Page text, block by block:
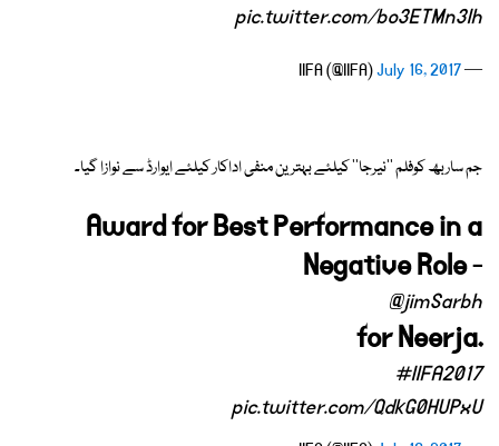
pic.twitter.com/bo3ETMn3Ih
— IIFA (@IIFA)
July 16, 2017
جم ساربھ کوفلم ''نیرجا'' کیلئے بہترین منفی اداکار کیلئے ایوارڈ سے نوازا گیا۔
Award for Best Performance in a
Negative Role -
@jimSarbh
for Neerja.
#IIFA2017
pic.twitter.com/QdkG0HUPxU